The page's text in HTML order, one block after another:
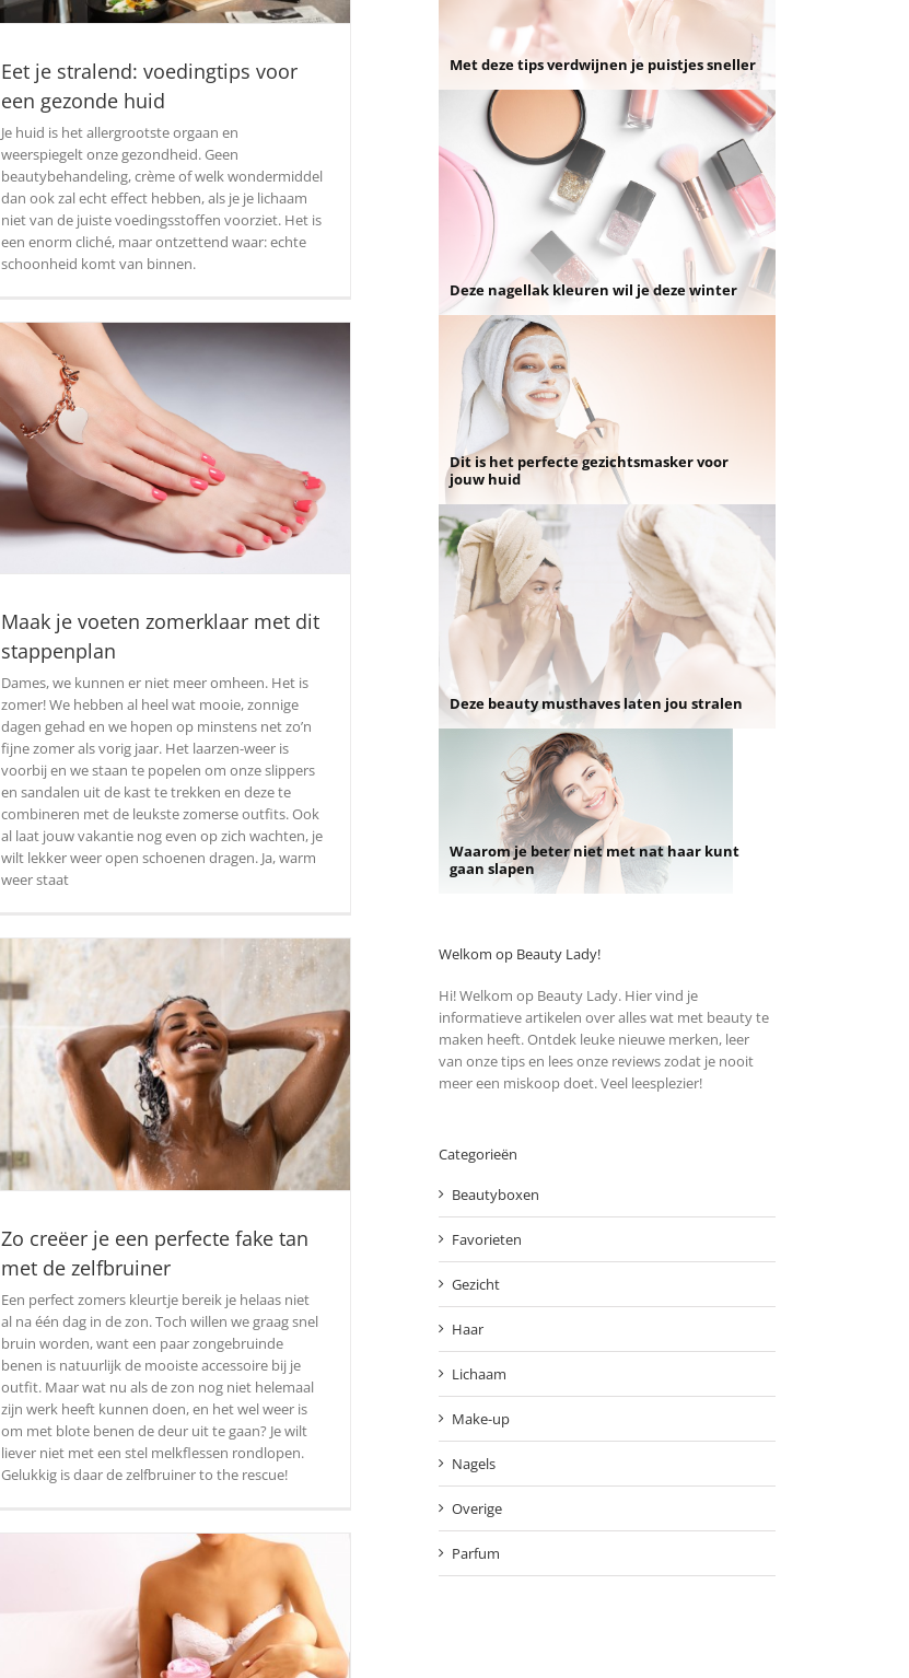
Eet je stralend: voedingtips voor
een gezonde huid
Je huid is het allergrootste orgaan en
weerspiegelt onze gezondheid. Geen
beautybehandeling, crème of welk wondermiddel
dan ook zal echt effect hebben, als je je lichaam
niet van de juiste voedingsstoffen voorziet. Het is
een enorm cliché, maar ontzettend waar: echte
schoonheid komt van binnen.
Maak je voeten zomerklaar met dit
stappenplan
Dames, we kunnen er niet meer omheen. Het is
zomer! We hebben al heel wat mooie, zonnige
dagen gehad en we hopen op minstens net zo’n
fijne zomer als vorig jaar. Het laarzen-weer is
voorbij en we staan te popelen om onze slippers
en sandalen uit de kast te trekken en deze te
combineren met de leukste zomerse outfits. Ook
al laat jouw vakantie nog even op zich wachten, je
wilt lekker weer open schoenen dragen. Ja, warm
weer staat
Zo creëer je een perfecte fake tan
met de zelfbruiner
Een perfect zomers kleurtje bereik je helaas niet
al na één dag in de zon. Toch willen we graag snel
bruin worden, want een paar zongebruinde
benen is natuurlijk de mooiste accessoire bij je
outfit. Maar wat nu als de zon nog niet helemaal
zijn werk heeft kunnen doen, en het wel weer is
om met blote benen de deur uit te gaan? Je wilt
liever niet met een stel melkflessen rondlopen.
Gelukkig is daar de zelfbruiner to the rescue!
Met deze tips verdwijnen je puistjes sneller
Deze nagellak kleuren wil je deze winter
Dit is het perfecte gezichtsmasker voor
jouw huid
Deze beauty musthaves laten jou stralen
Waarom je beter niet met nat haar kunt
gaan slapen
Welkom op Beauty Lady!
Hi! Welkom op Beauty Lady. Hier vind je
informatieve artikelen over alles wat met beauty te
maken heeft. Ontdek leuke nieuwe merken, leer
van onze tips en lees onze reviews zodat je nooit
meer een miskoop doet. Veel leesplezier!
Categorieën
Beautyboxen
Favorieten
Gezicht
Haar
Lichaam
Make-up
Nagels
Overige
Parfum